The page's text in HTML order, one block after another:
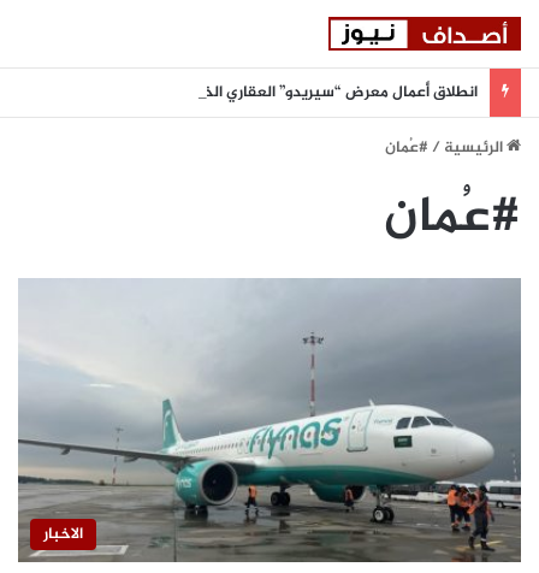
الرئيسية/ #عُمان
#عُمان
الاخبار